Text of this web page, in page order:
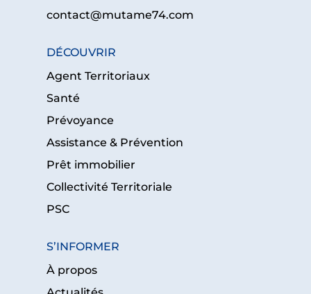
contact@mutame74.com
DÉCOUVRIR
Agent Territoriaux
Santé
Prévoyance
Assistance & Prévention
Prêt immobilier
Collectivité Territoriale
PSC
S’INFORMER
À propos